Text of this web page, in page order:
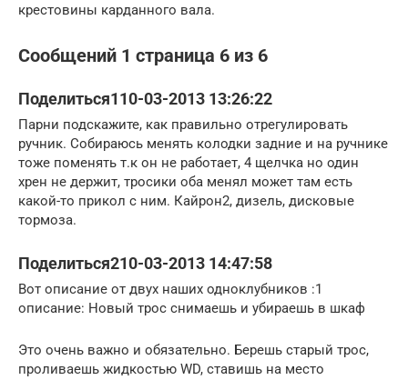
крестовины карданного вала.
Сообщений 1 страница 6 из 6
Поделиться110-03-2013 13:26:22
Парни подскажите, как правильно отрегулировать
ручник. Собираюсь менять колодки задние и на ручнике
тоже поменять т.к он не работает, 4 щелчка но один
хрен не держит, тросики оба менял может там есть
какой-то прикол с ним. Кайрон2, дизель, дисковые
тормоза.
Поделиться210-03-2013 14:47:58
Вот описание от двух наших одноклубников :1
описание: Новый трос снимаешь и убираешь в шкаф
Это очень важно и обязательно. Берешь старый трос,
проливаешь жидкостью WD, ставишь на место